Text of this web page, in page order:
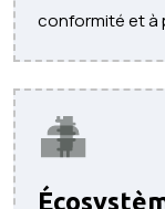
conformité et à